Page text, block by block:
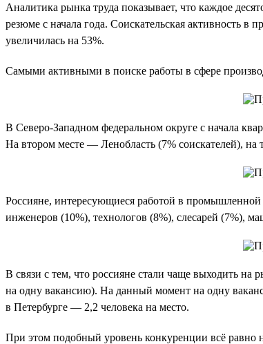
Аналитика рынка труда показывает, что каждое
резюме с начала года. Соискательская активность
увеличилась на 53%.
Самыми активными в поиске работы в сфере
В Северо-Западном федеральном округе с начала
На втором месте — Ленобласть (7% соискателей), на
Россияне, интересующиеся работой в
инженеров (10%), технологов (8%), слесарей (7%),
В связи с тем, что россияне стали чаще выходить на
на одну вакансию). На данный момент на одну
в Петербурге — 2,2 человека на место.
При этом подобный уровень конкуренции всё равно